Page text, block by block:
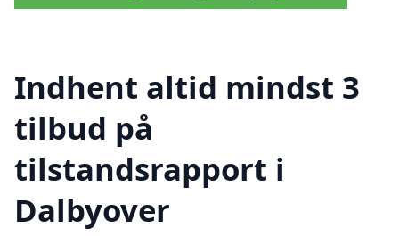
Indhent altid mindst 3
tilbud på
tilstandsrapport i
Dalbyover